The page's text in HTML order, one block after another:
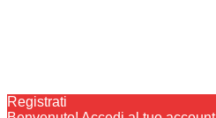
Registrati